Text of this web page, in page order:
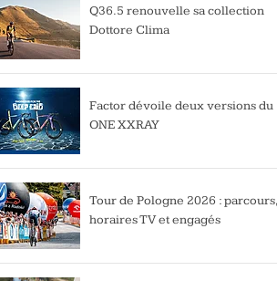
Q36.5 renouvelle sa collection
Dottore Clima
Factor dévoile deux versions du
ONE XXRAY
Tour de Pologne 2026 : parcours,
horaires TV et engagés